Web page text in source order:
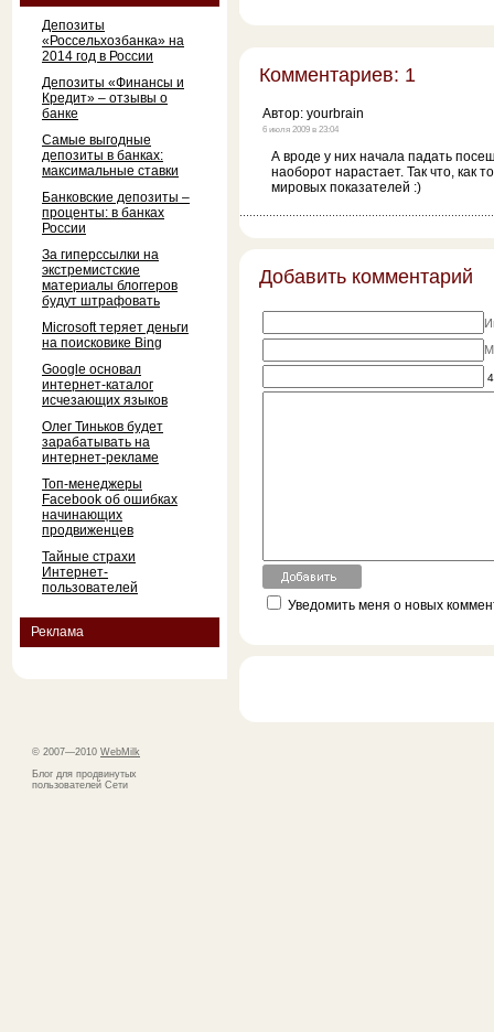
Депозиты
«Россельхозбанка» на
2014 год в России
Депозиты «Финансы и
Кредит» – отзывы о
банке
Самые выгодные
депозиты в банках:
максимальные ставки
Банковские депозиты –
проценты: в банках
России
За гиперссылки на
экстремистские
материалы блоггеров
будут штрафовать
Microsoft теряет деньги
на поисковике Bing
Google основал
интернет-каталог
исчезающих языков
Олег Тиньков будет
зарабатывать на
интернет-рекламе
Топ-менеджеры
Facebook об ошибках
начинающих
продвиженцев
Тайные страхи
Интернет-
пользователей
Реклама
© 2007—2010 WebMilk
Блог для продвинутых
пользователей Сети
Комментариев: 1
Автор: yourbrain
6 июля 2009 в 23:04
А вроде у них начала падать
наоборот нарастает. Так что, как
мировых показателей :)
Добавить комментарий
Уведомить меня о новых